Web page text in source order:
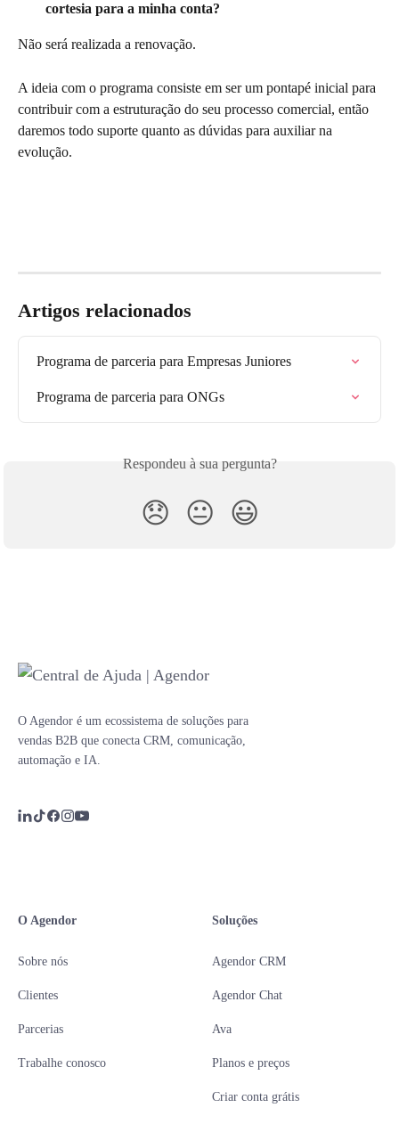
cortesia para a minha conta?
Não será realizada a renovação.
A ideia com o programa consiste em ser um pontapé inicial para
contribuir com a estruturação do seu processo comercial, então
daremos todo suporte quanto as dúvidas para auxiliar na
evolução.
Artigos relacionados
Programa de parceria para Empresas Juniores
Programa de parceria para ONGs
Respondeu à sua pergunta?
😞 😐 😃
O Agendor é um ecossistema de soluções para
vendas B2B que conecta CRM, comunicação,
automação e IA.
O Agendor
Sobre nós
Clientes
Parcerias
Trabalhe conosco
Soluções
Agendor CRM
Agendor Chat
Ava
Planos e preços
Criar conta grátis